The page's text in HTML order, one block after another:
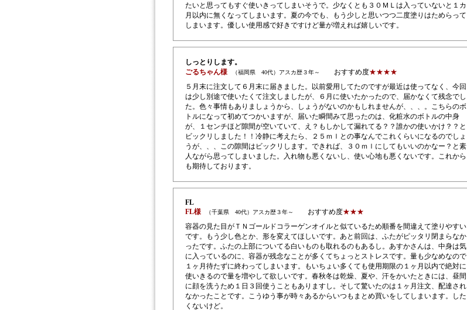
たいと思ってもすぐ使いきってしまいそうで。少なくとも３０ＭＬは入っていないと１カ
月以内に無くなってしまいます。夏の今でも、もう少しと思いつつ二度塗りはためらって
しまいます。優しい使用感で好きですけど量が増えれば嬉しいです。
しっとりします。
ごるちゃん様
（福岡県 40代）アスカ歴３年～ おすすめ度★★★★
５月末に注文して６月末に届きました。以前愛用してたのですが最近は使ってなく、今回
は少し別途で使いたくて注文しましたが、６月に使いたかったので、届かなくて残念でし
た。色々事情もありましょうから、しょうがないのかもしれませんが、、、。こちらのボ
トルになって初めてつかいますが、届いた瞬間みて思ったのは、化粧水のボトルの中身
が、１センチほど隙間が空いていて、え？もしかして漏れてる？？誰かの使いかけ？？と
ビックリしました！！冷静に考えたら、２５ｍｌとの事なんでこれくらいになるのでしょ
うが、、、この隙間はビックリします。できれば、３０ｍｌにしてもいいのかなー？と素
人ながら思ってしまいました。入れ物も悪くないし、使い心地も悪くないです。これから
も期待しております。
FL
FL様
（千葉県 40代）アスカ歴３年～ おすすめ度★★★
容器の見た目がＴＮゴールドコラーゲンオイルと似ているため順番を間違えて塗りやすい
です。もう少し色とか、形を変えてほしいです。あと前回は、ふたがピッタリ閉まらなか
ったです。ふたの上部についてる白いものも取れるのもあるし。あすかさんは、中身は気
に入っているのに、容器が残念なことが多くてちょっとストレスです。量も少なめなので
１ヶ月待たずに終わってしまいます。もいちょい多くても使用期限の１ヶ月以内で絶対に
使いきるので量を増やして欲しいです。春秋冬は乾燥、夏や、汗をかいたときには、昼間
に顔を洗うため１日３回使うこともありますし。そして驚いたのは１ヶ月注文、配達され
なかったことです。こうゆう事が時々あるからいつもまとめ買いをしてしまいます。した
くないけど。